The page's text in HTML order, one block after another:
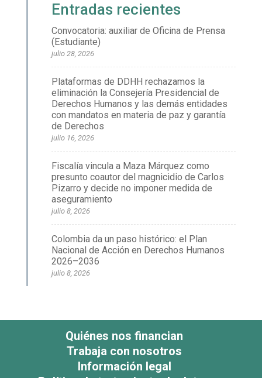
Entradas recientes
Convocatoria: auxiliar de Oficina de Prensa
(Estudiante)
julio 28, 2026
Plataformas de DDHH rechazamos la
eliminación la Consejería Presidencial de
Derechos Humanos y las demás entidades
con mandatos en materia de paz y garantía
de Derechos
julio 16, 2026
Fiscalía vincula a Maza Márquez como
presunto coautor del magnicidio de Carlos
Pizarro y decide no imponer medida de
aseguramiento
julio 8, 2026
Colombia da un paso histórico: el Plan
Nacional de Acción en Derechos Humanos
2026–2036
julio 8, 2026
Quiénes nos financian
Trabaja con nosotros
Información legal